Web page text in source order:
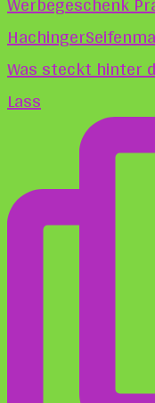
Was steckt hinter
Lass